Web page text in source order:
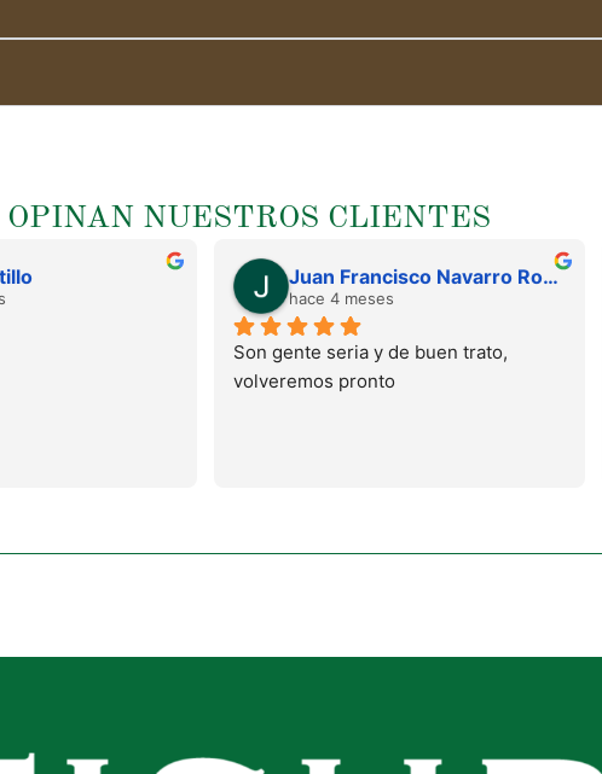
OPINAN NUESTROS CLIENTES
Juan Francisco Navarro Roman
hace 4 meses
Son gente seria y de buen trato,
volveremos pronto